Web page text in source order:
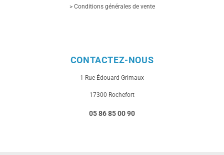
> Conditions générales de vente
CONTACTEZ-NOUS
1 Rue Édouard Grimaux
17300 Rochefort
05 86 85 00 90